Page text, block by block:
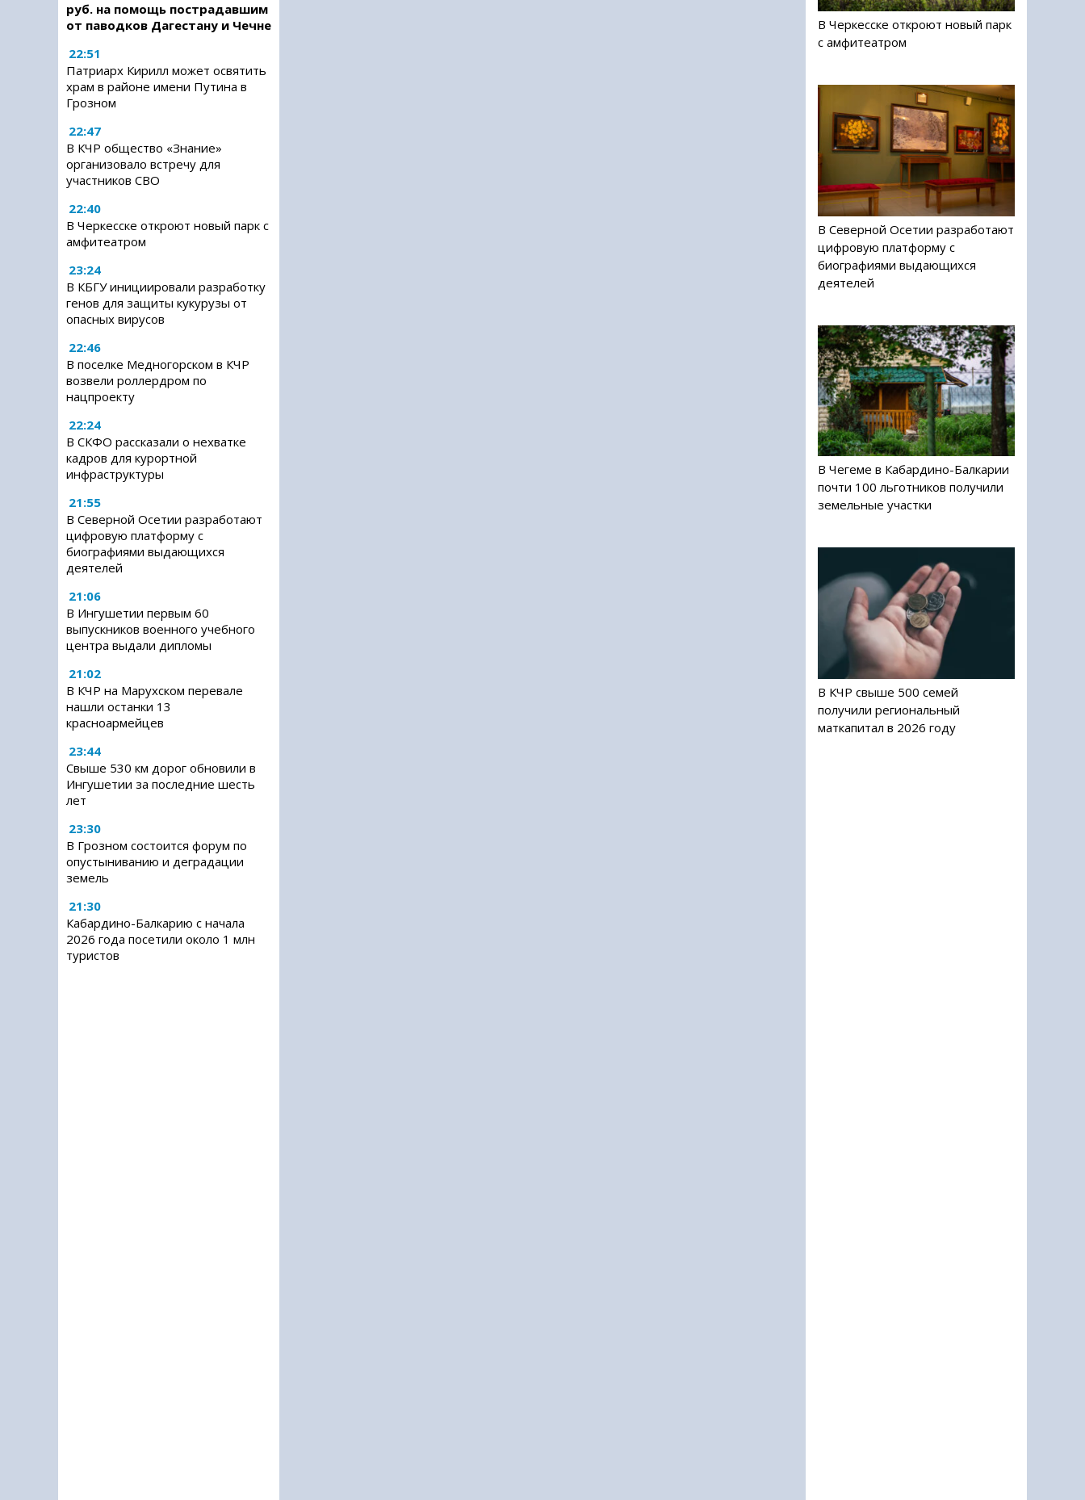
руб. на помощь пострадавшим
от паводков Дагестану и Чечне
22:51
Патриарх Кирилл может освятить
храм в районе имени Путина в
Грозном
22:47
В КЧР общество «Знание»
организовало встречу для
участников СВО
22:40
В Черкесске откроют новый парк с
амфитеатром
23:24
В КБГУ инициировали разработку
генов для защиты кукурузы от
опасных вирусов
22:46
В поселке Медногорском в КЧР
возвели роллердром по
нацпроекту
22:24
В СКФО рассказали о нехватке
кадров для курортной
инфраструктуры
21:55
В Северной Осетии разработают
цифровую платформу с
биографиями выдающихся
деятелей
21:06
В Ингушетии первым 60
выпускников военного учебного
центра выдали дипломы
21:02
В КЧР на Марухском перевале
нашли останки 13
красноармейцев
23:44
Свыше 530 км дорог обновили в
Ингушетии за последние шесть
лет
23:30
В Грозном состоится форум по
опустыниванию и деградации
земель
21:30
Кабардино-Балкарию с начала
2026 года посетили около 1 млн
туристов
В Черкесске откроют новый парк
с амфитеатром
В Северной Осетии разработают
цифровую платформу с
биографиями выдающихся
деятелей
В Чегеме в Кабардино-Балкарии
почти 100 льготников получили
земельные участки
В КЧР свыше 500 семей
получили региональный
маткапитал в 2026 году